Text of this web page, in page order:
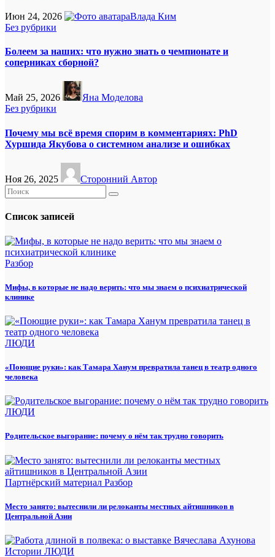
Июн 24, 2026
Влада Ким
Без рубрики
Болеем за наших: что нужно знать о чемпионате и
соперниках сборной?
Май 25, 2026
Яна Моделова
Без рубрики
Почему мы всё время спорим в комментариях: PhD
Хуршида Якубова о системном анализе и ошибках
Ноя 26, 2025 Сторонний Автор
Список записей
Разбор
Мифы, в которые не надо верить: что мы знаем о психиатрической
клинике
ЛЮДИ
«Поющие руки»: как Тамара Ханум превратила танец в театр одного
человека
ЛЮДИ
Родительское выгорание: почему о нём так трудно говорить
Партнёрский материал Разбор
Место занято: вытеснили ли релоканты местных айтишников в
Центральной Азии
Истории ЛЮДИ